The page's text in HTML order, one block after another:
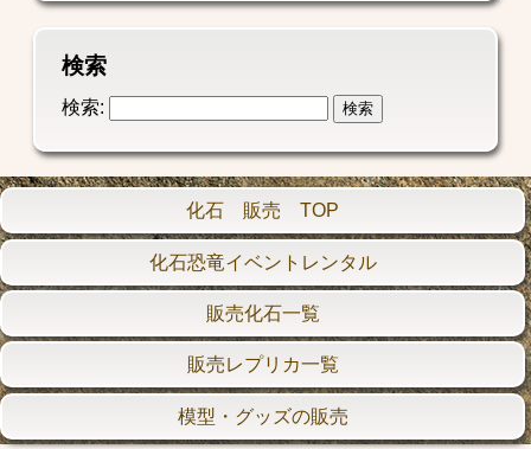
検索
検索:
化石 販売 TOP
化石恐竜イベントレンタル
販売化石一覧
販売レプリカ一覧
模型・グッズの販売